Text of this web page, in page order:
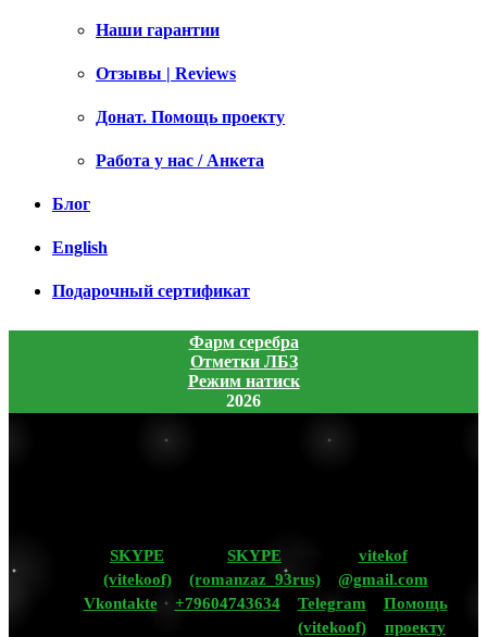
Наши гарантии
Отзывы | Reviews
Донат. Помощь проекту
Работа у нас / Анкета
Блог
English
Подарочный сертификат
Фарм серебра
Отметки ЛБЗ
Режим натиск
2026
SKYPE
(vitekoof)
SKYPE
(romanzaz_93rus)
vitekof
@gmail.com
Vkontakte
+79604743634
Telegram
(vitekoof)
Помощь
проекту